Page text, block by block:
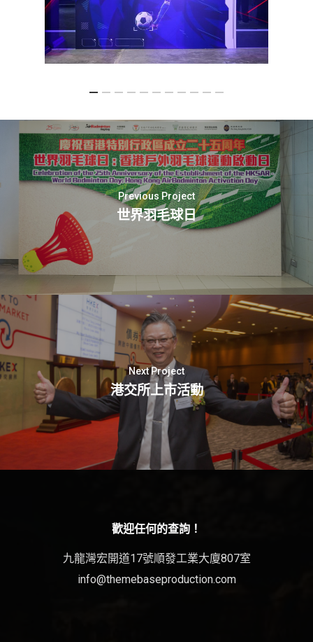
Previous Project
世界羽毛球日
Next Project
港交所上市活動
歡迎任何的查詢！
九龍灣宏開道17號順發工業大廈807室
info@themebaseproduction.com